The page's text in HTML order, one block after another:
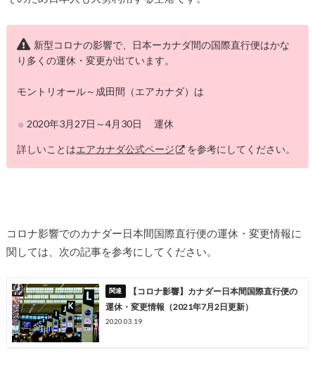
新型コロナの影響で、日本ーカナダ間の国際直行便はかな
り多くの運休・変更が出ています。
モントリオール～成田間（エアカナダ）は
2020年3月27日～4月30日 運休
詳しいことはエアカナダ公式ページ を参考にしてください。
コロナ影響でのカナダー日本間国際直行便の運休・変更情報に
関しては、次の記事を参考にしてください。
【コロナ影響】カナダー日本間国際直行便の
運休・変更情報（2021年7月2日更新）
2020.03.19